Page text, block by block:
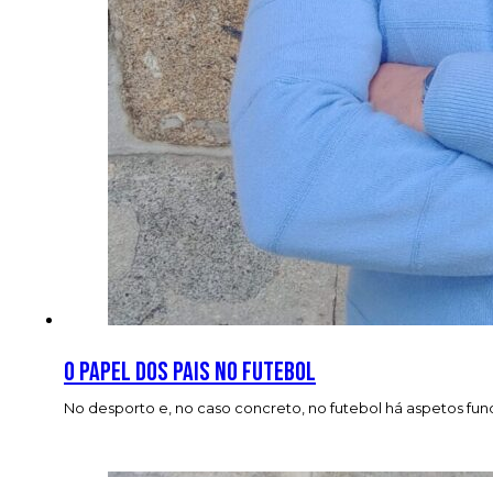
O papel dos pais no futebol
No desporto e, no caso concreto, no futebol há aspetos